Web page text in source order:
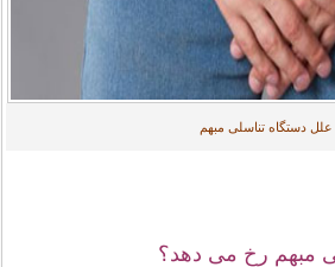
علل دستگاه تناسلی مبهم
مبهم رخ می دهد؟